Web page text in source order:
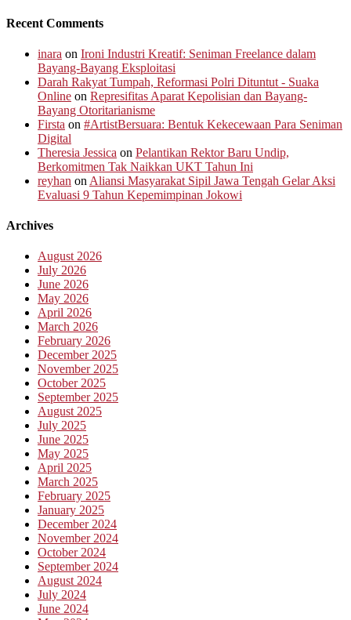
Recent Comments
inara on Ironi Industri Kreatif: Seniman Freelance dalam
Bayang-Bayang Eksploitasi
Darah Rakyat Tumpah, Reformasi Polri Dituntut - Suaka
Online on Represifitas Aparat Kepolisian dan Bayang-
Bayang Otoritarianisme
Firsta on #ArtistBersuara: Bentuk Kekecewaan Para Seniman
Digital
Theresia Jessica on Pelantikan Rektor Baru Undip,
Berkomitmen Tak Naikkan UKT Tahun Ini
reyhan on Aliansi Masyarakat Sipil Jawa Tengah Gelar Aksi
Evaluasi 9 Tahun Kepemimpinan Jokowi
Archives
August 2026
July 2026
June 2026
May 2026
April 2026
March 2026
February 2026
December 2025
November 2025
October 2025
September 2025
August 2025
July 2025
June 2025
May 2025
April 2025
March 2025
February 2025
January 2025
December 2024
November 2024
October 2024
September 2024
August 2024
July 2024
June 2024